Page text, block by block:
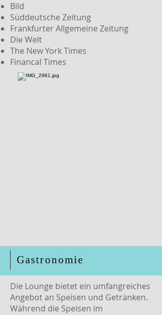
Bild
Süddeutsche Zeitung
Frankfurter Allgemeine Zeitung
Die Welt
The New York Times
Financal Times
Gastronomie
Die Lounge bietet ein umfangreiches
Angebot an Speisen und Getränken.
Während die Speisen im